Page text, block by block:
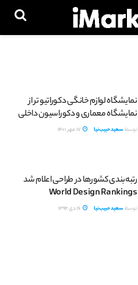
نمایشگاه لوازم خانگی دکوراتیو تر از
نمایشگاه معماری و دکوراسیون داخلی
توسط سعید حبیب‌نیا 17 مهر 1401
رتبه‌بندی کشورها در طراحی اعلام شد
World Design Rankings
توسط سعید حبیب‌نیا 16 دی 1392